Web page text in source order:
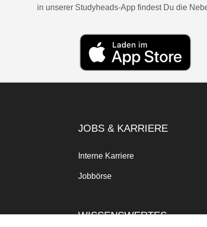
in unserer Studyheads-App findest Du die
JOBS & KARRIERE
Interne Karriere
Jobbörse
WISSENSWERTES